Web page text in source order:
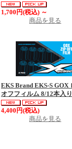
1,700円(税込) ～
商品を見る
EKS Brand EKS-S GOX
オフフィルム 8/12本入り
4,400円(税込)
商品を見る